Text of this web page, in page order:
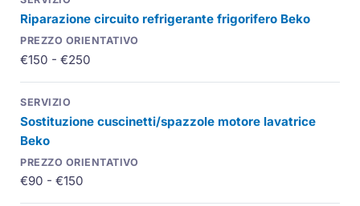
Riparazione circuito refrigerante frigorifero Beko
€150 - €250
Sostituzione cuscinetti/spazzole motore lavatrice
Beko
€90 - €150